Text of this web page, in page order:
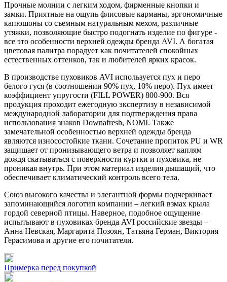
Прочные молнии с легким ходом, фирменные кнопки и
замки. Приятные на ощупь флисовые карманы, эргономичные
капюшоны со съемным натуральным мехом, различные
утяжки, позволяющие быстро подогнать изделие по фигуре -
все это особенности верхней одежды бренда AVI. А богатая
цветовая палитра порадует как почитателей спокойных
естественных оттенков, так и любителей ярких красок.
В производстве пуховиков AVI используется пух и перо
белого гуся (в соотношении 90% пух, 10% перо). Пух имеет
коэффициент упругости (FILL POWER) 800-900. Вся
продукция проходит ежегодную экспертизу в независимой
международной лаборатории для подтверждения права
использования знаков Downafresh, NOMI. Также
замечательной особенностью верхней одежды бренда
являются износостойкие ткани. Сочетание пропиток PU и WR
защищает от пронизывающего ветра и позволяет каплям
дождя скатываться с поверхности куртки и пуховика, не
проникая внутрь. При этом материал изделия дышащий, что
обеспечивает климатический контроль всего тела.
Союз высокого качества и элегантной формы подчеркивает
запоминающийся логотип компании – легкий взмах крыла
гордой северной птицы. Наверное, подобное ощущение
испытывают в пуховиках бренда AVI российские звезды –
Анна Невская, Маргарита Позоян, Татьяна Герман, Виктория
Герасимова и другие его почитатели.
Примерка перед покупкой